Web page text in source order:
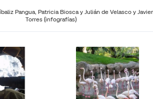
Pangua, Patricia Biosca y Julián de Velasco y Javier
Torres (infografías)